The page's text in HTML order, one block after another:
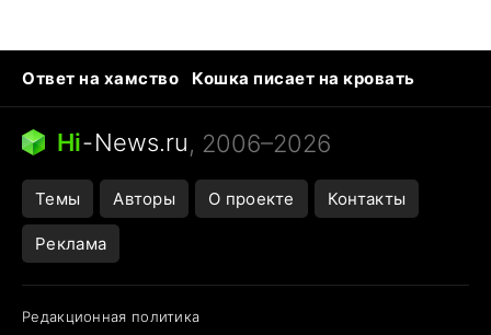
Ответ на хамство
Кошка писает на кровать
Тунцы в океанариуме
Следующая пандемия
Ядовитые пауки России
Открытие в Google Maps
Hi-News.ru, 2006–2026
Темы Авторы О проекте Контакты
Реклама
Редакционная политика